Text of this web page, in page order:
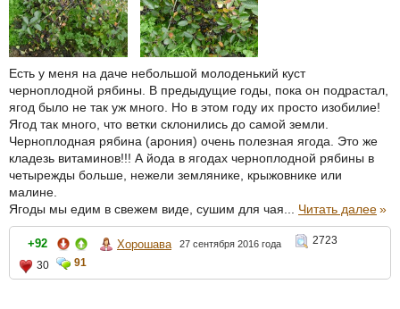
Есть у меня на даче небольшой молоденький куст
черноплодной рябины. В предыдущие годы, пока он подрастал,
ягод было не так уж много. Но в этом году их просто изобилие!
Ягод так много, что ветки склонились до самой земли.
Черноплодная рябина (арония) очень полезная ягода. Это же
кладезь витаминов!!! А йода в ягодах черноплодной рябины в
четырежды больше, нежели землянике, крыжовнике или
малине.
Ягоды мы едим в свежем виде, сушим для чая... Читать далее»
+92 Хорошава 27 сентября 2016 года
2723
30
91